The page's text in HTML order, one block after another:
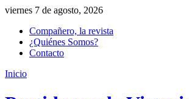
viernes 7 de agosto, 2026
Compañero, la revista
¿Quiénes Somos?
Contacto
Inicio